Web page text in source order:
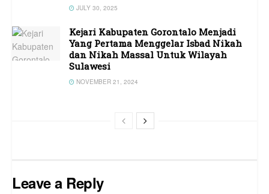
JULY 30, 2025
Kejari Kabupaten Gorontalo Menjadi
Yang Pertama Menggelar Isbad Nikah
dan Nikah Massal Untuk Wilayah
Sulawesi
NOVEMBER 21, 2024
Leave a Reply